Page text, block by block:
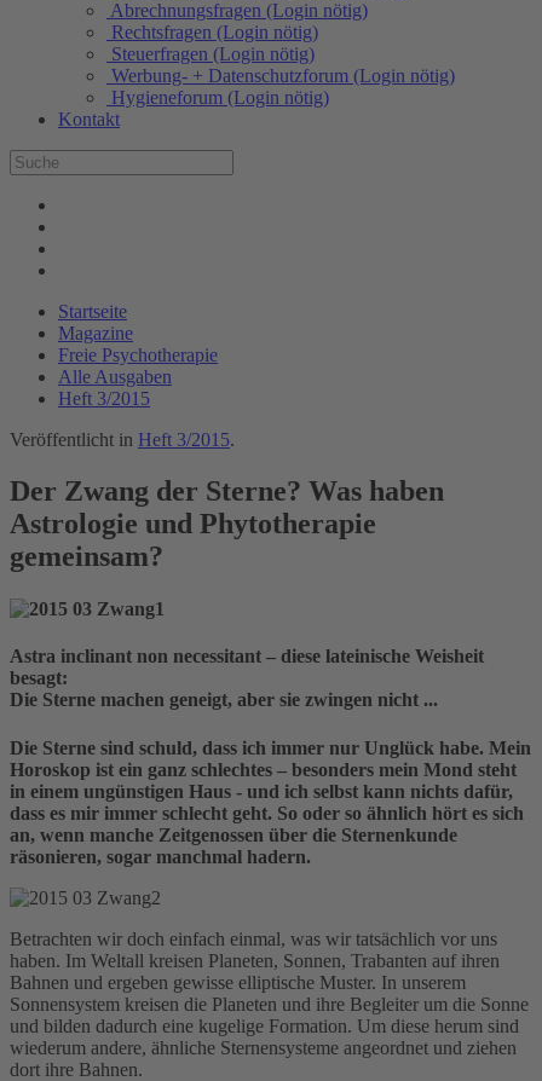
Abrechnungsfragen (Login nötig)
Rechtsfragen (Login nötig)
Steuerfragen (Login nötig)
Werbung- + Datenschutzforum (Login nötig)
Hygieneforum (Login nötig)
Kontakt
Startseite
Magazine
Freie Psychotherapie
Alle Ausgaben
Heft 3/2015
Veröffentlicht in Heft 3/2015.
Der Zwang der Sterne? Was haben
Astrologie und Phytotherapie
gemeinsam?
Astra inclinant non necessitant – diese lateinische Weisheit
besagt:
Die Sterne machen geneigt, aber sie zwingen nicht ...
Die Sterne sind schuld, dass ich immer nur Unglück habe. Mein
Horoskop ist ein ganz schlechtes – besonders mein Mond steht
in einem ungünstigen Haus - und ich selbst kann nichts dafür,
dass es mir immer schlecht geht. So oder so ähnlich hört es sich
an, wenn manche Zeitgenossen über die Sternenkunde
räsonieren, sogar manchmal hadern.
Betrachten wir doch einfach einmal, was wir tatsächlich vor uns
haben. Im Weltall kreisen Planeten, Sonnen, Trabanten auf ihren
Bahnen und ergeben gewisse elliptische Muster. In unserem
Sonnensystem kreisen die Planeten und ihre Begleiter um die Sonne
und bilden dadurch eine kugelige Formation. Um diese herum sind
wiederum andere, ähnliche Sternensysteme angeordnet und ziehen
dort ihre Bahnen.